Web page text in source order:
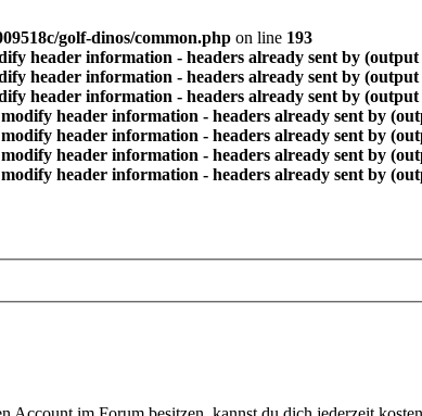
golf-dinos/common.php on line 193
header information - headers already sent by
header information - headers already sent by
header information - headers already sent by
header information - headers already sent by
header information - headers already sent by
header information - headers already sent by
header information - headers already sent by